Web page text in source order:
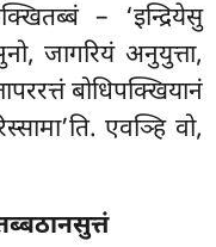
– ‘इन्द्रियेसु
जागरियं अनुयुत्ता,
बोधिपक्खियानं
एवञ्हि वो,